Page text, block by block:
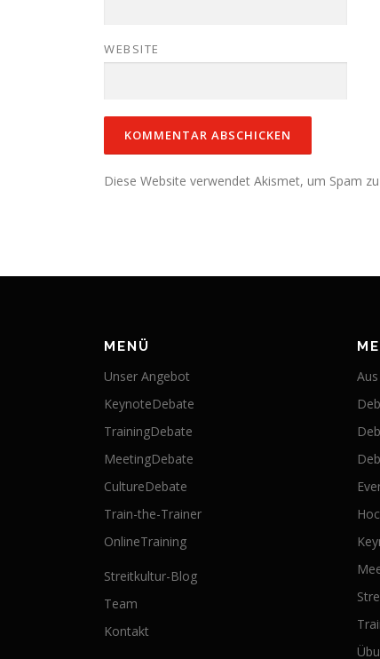
WEBSITE
Diese Website verwendet Akismet, um Spam
MENÜ
Unser Angebot
KeynoteDebate
TrainingDebate
MeetingDebate
CultureDebate
Train-the-Trainer
OnlineTraining
Streitkultur-Blog
Team
Kontakt